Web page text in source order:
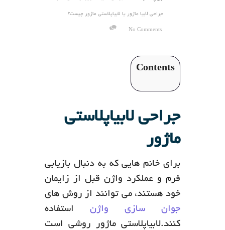
جراحی لابیا ماژور یا لابیاپلاستی ماژور چیست؟
No Comments
Contents
جراحی لابیاپلاستی
ماژور
برای خانم هایی که به دنبال بازیابی
فرم و عملکرد واژن قبل از زایمان
خود هستند، می توانند از روش های
جوان سازی واژن استفاده
کنند.لابیاپلاستی ماژور روشی است